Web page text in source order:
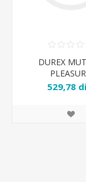
DUREX
529,78